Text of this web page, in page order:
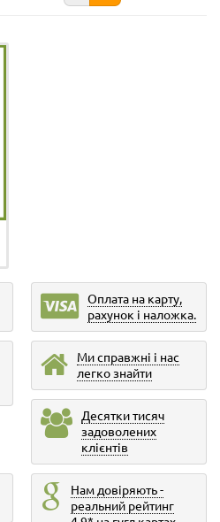
Оплата на карту,
рахунок і наложка.
Ми справжні і нас
легко знайти
Десятки тисяч
задоволених
клієнтів
Нам довіряють -
реальний рейтинг